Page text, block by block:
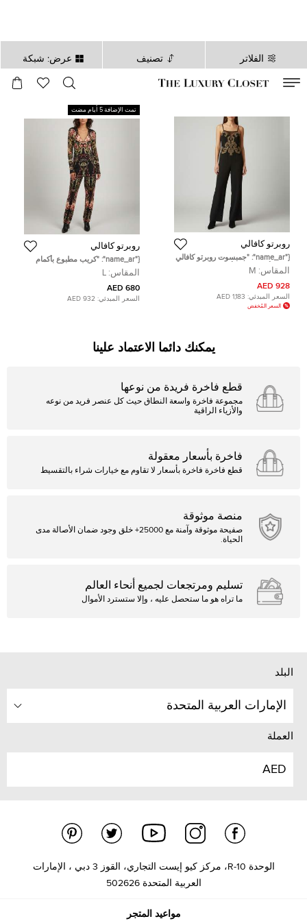
الفلاتر تصنيف عرض: شبكة
ثانية
روبرتو كافالي
{"name_ar": "جمبسوت روبرتو كافالي
كريب أسود مزين بأشرطة مقاس
متوسط"}
المقاس: M
928 AED
السعر المبدئي: 1,183 AED
السعر المُخفض
تمت الإضافة 5 أيام مضت
روبرتو كافالي
{"name_ar": "كريب مطبوع بأكمام
طويلة وساق واسعة من روبيرتو
كافالي مقاس كبير"}
المقاس: L
680 AED
السعر المبدئي: 932 AED
يمكنك دائما الاعتماد علينا
قطع فاخرة فريدة من نوعها
مجموعة فاخرة واسعة النطاق حيث كل عنصر فريد من نوعه
والأزياء الراقية
فاخرة بأسعار معقولة
قطع فاخرة فاخرة بأسعار لا تقاوم مع خيارات شراء بالتقسيط
منصة موثوقة
صفيحة موثوقة وآمنة مع 25000+ خلق وجود ضمان الأصالة مدى
الحياة.
تسليم ومرتجعات لجميع أنحاء العالم
ما تراه هو ما ستحصل عليه ، وإلا ستسترد الأموال
البلد
الإمارات العربية المتحدة
العملة
AED
الوحدة R-10، مركز كيو إيست التجاري، القوز 3 دبي ، الإمارات
العربية المتحدة 502626
مواعيد المتجر